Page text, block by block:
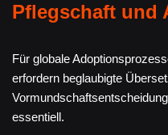
Pflegschaft und
Für globale
erfordern beglaubigte
essentiell.